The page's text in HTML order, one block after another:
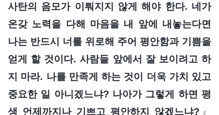
사탄의 음모가 이뤄지지 않게 해야 한다. 네가
온갖 노력을 다해 마음을 내 앞에 내놓는다면
나는 반드시 너를 위로해 주어 평안함과 기쁨을
얻게 할 것이다. 사람들 앞에서 잘 보이려고 하
지 마라. 나를 만족게 하는 것이 더욱 가치 있고
중요한 일 아니겠느냐? 나아가 그렇게 하면 평
생 언제까지나 기쁘고 평안하지 않겠느냐? 』